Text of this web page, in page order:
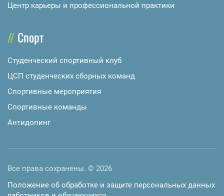
Центр карьеры и профессиональной практики
Спорт
Студенческий спортивный клуб
ЦСП студенческих сборных команд
Спортивные мероприятия
Спортивные команды
Антидопинг
Все права сохранены. © 2026
Положение об обработке и защите персональных данных